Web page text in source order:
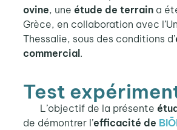
ovine, une étude de terraina
Grèce, en collaboration avec
Thessalie, sous des conditions d’
commercial .
Test
L’objectif de la présente
de démontrer l’efficacité de